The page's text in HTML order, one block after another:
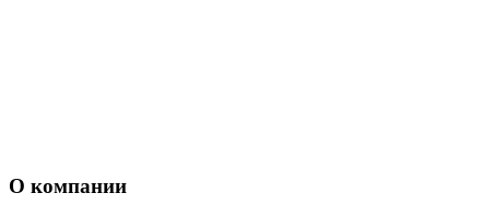
О компании